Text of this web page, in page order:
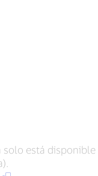
está